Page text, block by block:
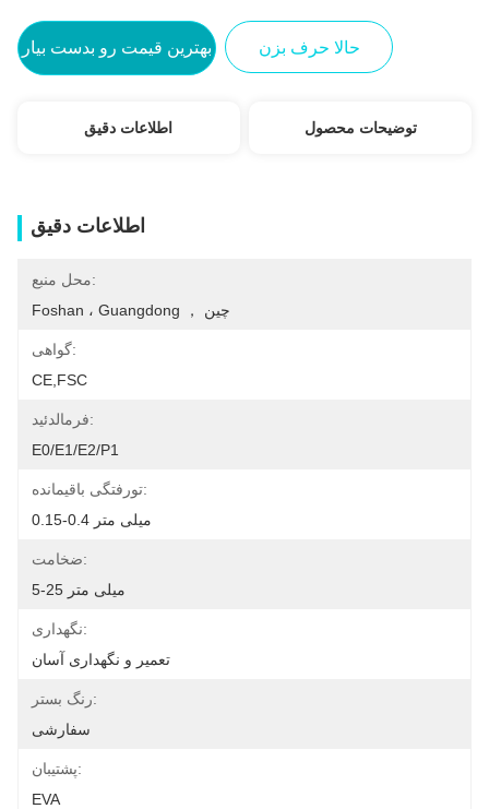
بهترین قیمت رو بدست بیار حالا حرف بزن
اطلاعات دقیق توضیحات محصول
اطلاعات دقیق
محل منبع:
Foshan ، Guangdong ， چین
گواهی:
CE,FSC
فرمالدئید:
E0/E1/E2/P1
تورفتگی باقیمانده:
0.15-0.4 میلی متر
ضخامت:
5-25 میلی متر
نگهداری:
تعمیر و نگهداری آسان
رنگ بستر:
سفارشی
پشتیبان:
EVA